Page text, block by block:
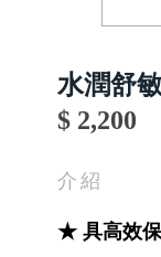
水潤舒
$ 2,200
介紹
★ 具高效